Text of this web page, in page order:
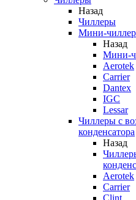
Назад
Чиллеры
Мини-
Назад
Мини-
Aerotek
Carrier
Dantex
IGC
Lessar
Чиллеры с
конденсатора
Назад
Aerotek
Carrier
Clint